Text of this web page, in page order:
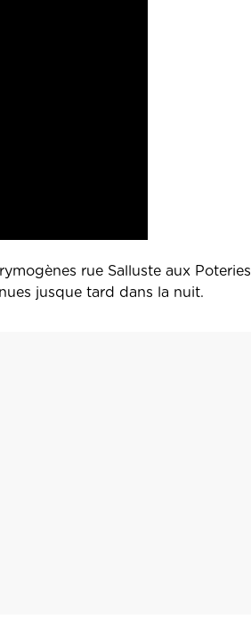
rue Salluste aux
jusque tard dans la nuit.